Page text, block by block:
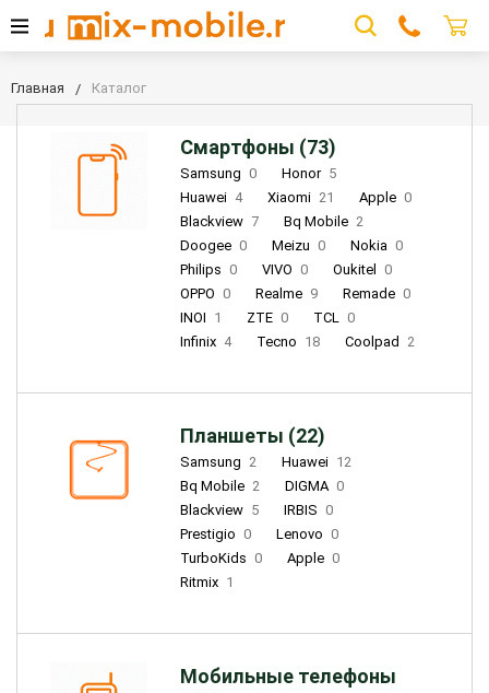
Главная Каталог
Смартфоны (73)
Samsung 0 Honor 5
Huawei 4 Xiaomi 21 Apple 0
Blackview 7 Bq Mobile 2
Doogee 0 Meizu 0 Nokia 0
Philips 0 VIVO 0 Oukitel
0
OPPO 0 Realme 9 Remade 0
INOI 1 ZTE 0 TCL 0
Infinix 4 Tecno 18 Coolpad 2
Планшеты (22)
Samsung 2 Huawei 12
Bq Mobile 2 DIGMA 0
Blackview 5 IRBIS 0
Prestigio 0 Lenovo 0
TurboKids 0 Apple 0
Ritmix 1
Мобильные телефоны